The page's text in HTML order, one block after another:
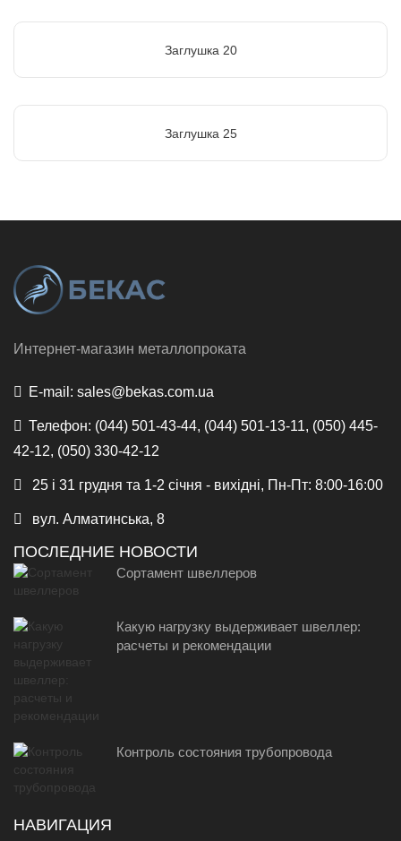
Заглушка 20
Заглушка 25
Интернет-магазин металлопроката
E-mail: sales@bekas.com.ua
Телефон: (044) 501-43-44, (044) 501-13-11, (050) 445-
42-12, (050) 330-42-12
25 і 31 грудня та 1-2 січня - вихідні, Пн-Пт: 8:00-16:00
вул. Алматинська, 8
ПОСЛЕДНИЕ НОВОСТИ
Сортамент швеллеров
Какую нагрузку выдерживает швеллер:
расчеты и рекомендации
Контроль состояния трубопровода
НАВИГАЦИЯ